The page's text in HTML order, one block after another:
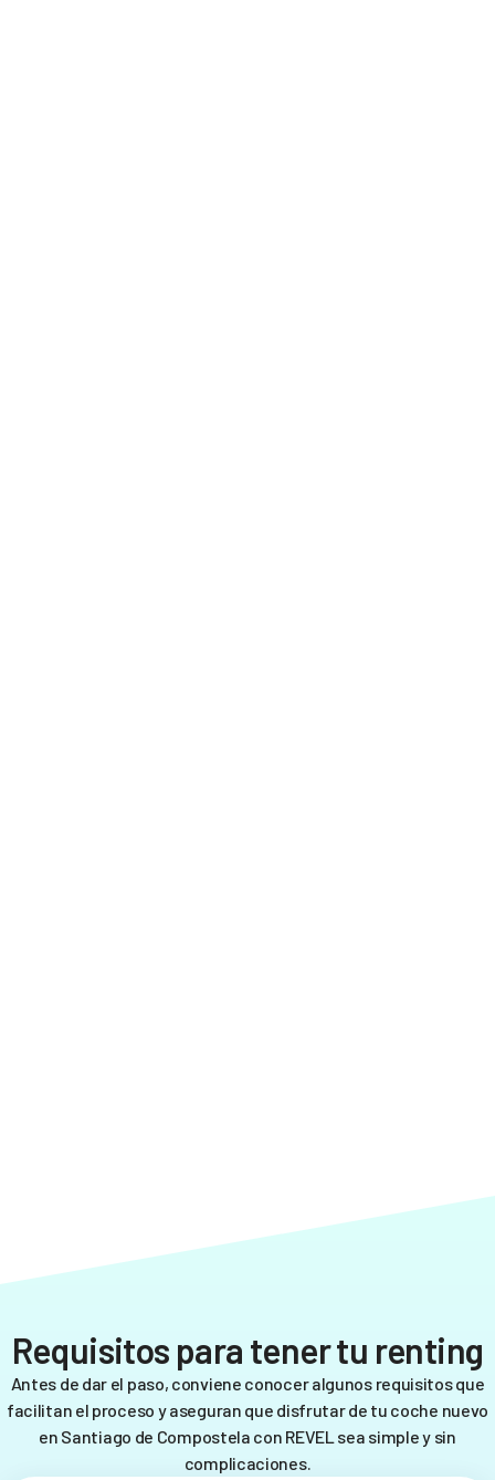
Requisitos para tener tu renting
Antes de dar el paso, conviene conocer algunos requisitos que
facilitan el proceso y aseguran que disfrutar de tu coche nuevo
en Santiago de Compostela con REVEL sea simple y sin
complicaciones.